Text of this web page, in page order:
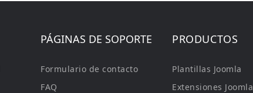
PÁGINAS DE SOPORTE
Formulario de contacto
FAQ
PRODUCTOS
Plantillas Joomla
Extensiones Joomla